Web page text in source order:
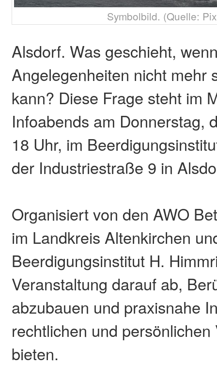
Symbolbild. (Quelle:
Alsdorf. Was geschieht,
Angelegenheiten nicht mehr
kann? Diese Frage steht im
Infoabends am Donnerstag,
18 Uhr, im
der Industriestraße 9 in
Organisiert von den AWO
im Landkreis Altenkirchen
Beerdigungsinstitut H.
Veranstaltung darauf ab,
abzubauen und praxisnahe
rechtlichen und persönlichen
bieten.